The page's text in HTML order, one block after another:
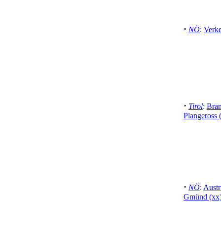
· NÖ:
· Tirol:
Plangeross
· NÖ:
Gmünd